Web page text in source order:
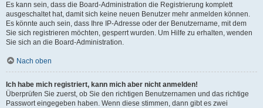
Es kann sein, dass die Board-Administration die Registrierung komplett
ausgeschaltet hat, damit sich keine neuen Benutzer mehr anmelden können.
Es könnte auch sein, dass Ihre IP-Adresse oder der Benutzername, mit dem
Sie sich registrieren möchten, gesperrt wurden. Um Hilfe zu erhalten, wenden
Sie sich an die Board-Administration.
Nach oben
Ich habe mich registriert, kann mich aber nicht anmelden!
Überprüfen Sie zuerst, ob Sie den richtigen Benutzernamen und das richtige
Passwort eingegeben haben. Wenn diese stimmen, dann gibt es zwei